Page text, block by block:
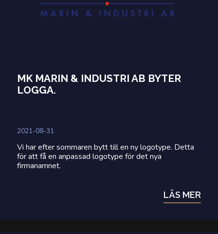
MK MARIN & INDUSTRI AB BYTER
LOGGA.
2021-08-31
Vi har efter sommaren bytt till en ny logotype. Detta
för att få en anpassad logotype för det nya
firmanamnet.
LÄS MER